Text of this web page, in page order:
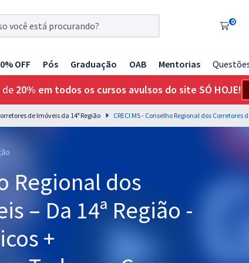
0
OFF Pós Graduação OAB Mentorias
de 20% em todos os cursos avulsos do site SÓ HOJE!
de Imóveis da 14ª Região
Regional dos
– Da 14ª Região -
+